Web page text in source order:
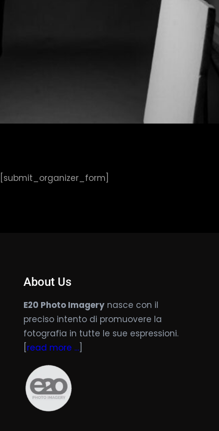
[submit_organizer_form]
About Us
E20 Photo Imagery nasce con il
preciso intento di promuovere la
fotografia in tutte le sue espressioni.
read more …